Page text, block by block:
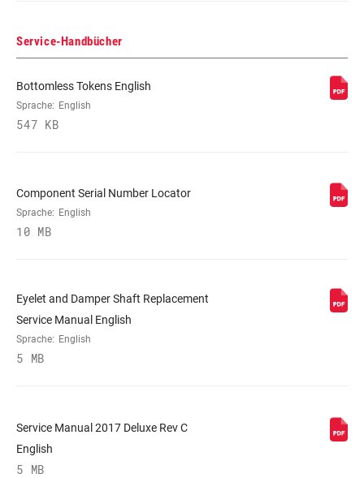
DÄMPFERTYP n/a
ZUGSTUFEN
ABSTIMMUNG
ABSTIMMUNG
SCHAFT-ÖSE Bearing, Standard, Trunnion
GEHÄUSE-ÖSE
Service-Handbücher
Bottomless Tokens English
Sprache: English
547 KB
Component Serial Number Locator
Sprache: English
10 MB
Eyelet and Damper Shaft Replacement
Service Manual English
Sprache: English
5 MB
Service Manual 2017 Deluxe Rev C
English
5 MB